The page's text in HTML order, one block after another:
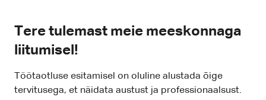
Tere tulemast meie meeskonnaga
liitumisel!
Töötaotluse esitamisel on oluline alustada õige
tervitusega, et näidata austust ja professionaalsust.